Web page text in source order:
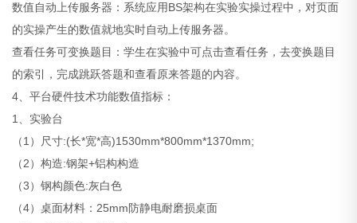
数值自动上传服务器：系统应用BS架构在实验实操过程中，对页面
的实操产生的数值就地实时自动上传服务器。
查看任务可变换题目：学生在实验中可点击查看任务，去变换题目
的索引，完成跳跃答题和查看原来答题的内容。
4、平台硬件技术功能数值指标：
1、实验台
（1）尺寸:(长*宽*高)1530mm*800mm*1370mm;
（2）构造:钢架+铝构构造
（3）钢构颜色:灰白色
（4）桌面材料：25mm防静电耐磨损桌面